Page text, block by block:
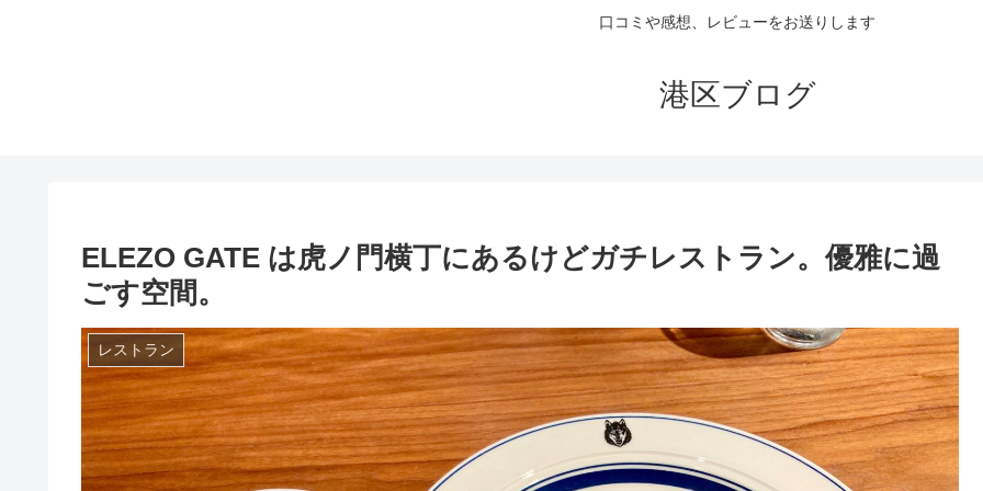
口コミや感想、レビューをお送りします
港区ブログ
ELEZO GATE は虎ノ門横丁にあるけどガチレストラン。優雅に過
ごす空間。
レストラン